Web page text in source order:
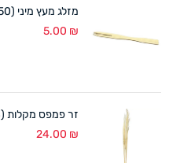
מזלג מעץ מיני (50 יח)
5.00 ₪
זר פמפס מקלות (8 יח')
24.00 ₪